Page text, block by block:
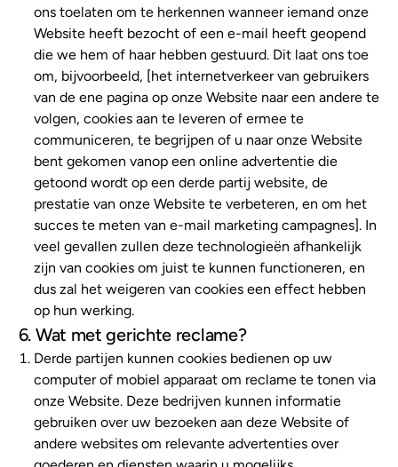
ons toelaten om te herkennen wanneer iemand onze
Website heeft bezocht of een e-mail heeft geopend
die we hem of haar hebben gestuurd. Dit laat ons toe
om, bijvoorbeeld, [het internetverkeer van gebruikers
van de ene pagina op onze Website naar een andere te
volgen, cookies aan te leveren of ermee te
communiceren, te begrijpen of u naar onze Website
bent gekomen vanop een online advertentie die
getoond wordt op een derde partij website, de
prestatie van onze Website te verbeteren, en om het
succes te meten van e-mail marketing campagnes]. In
veel gevallen zullen deze technologieën afhankelijk
zijn van cookies om juist te kunnen functioneren, en
dus zal het weigeren van cookies een effect hebben
op hun werking.
6. Wat met gerichte reclame?
Derde partijen kunnen cookies bedienen op uw
computer of mobiel apparaat om reclame te tonen via
onze Website. Deze bedrijven kunnen informatie
gebruiken over uw bezoeken aan deze Website of
andere websites om relevante advertenties over